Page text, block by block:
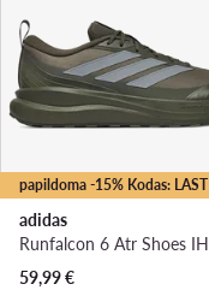
papildoma -15% Kodas: LAST
adidas
59,99€